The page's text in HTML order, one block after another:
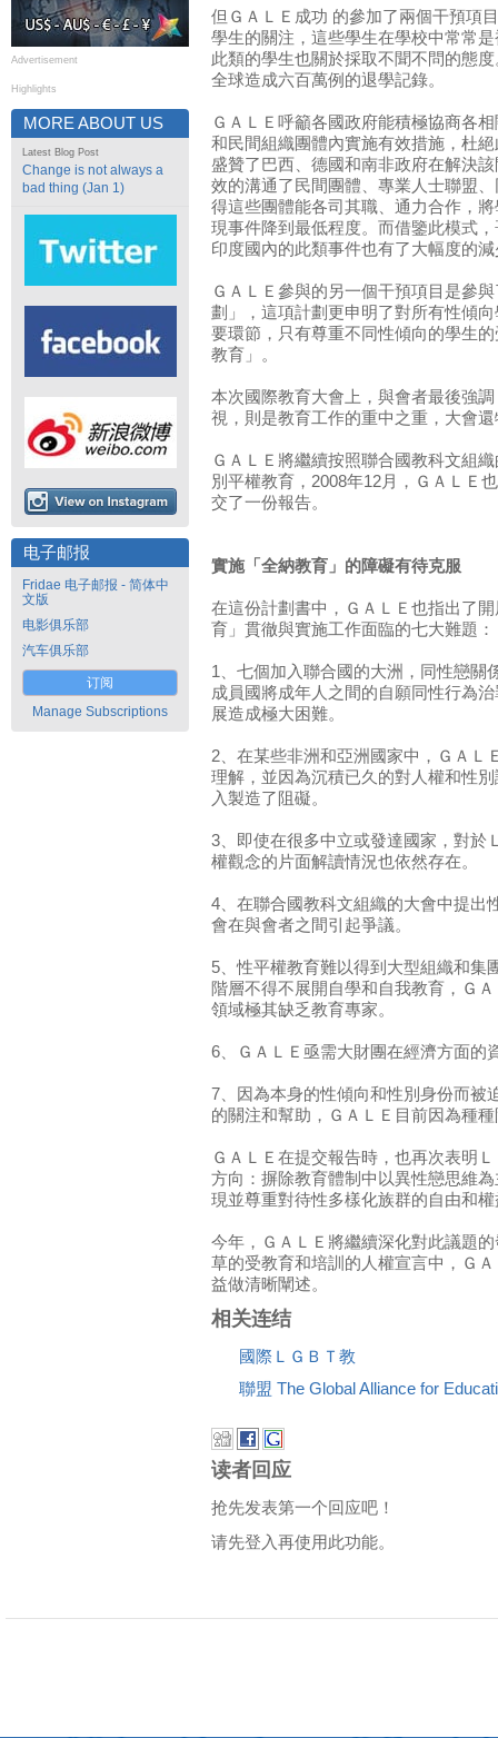
Advertisement
Highlights
MORE ABOUT US
Latest Blog Post
Change is not always a
bad thing (Jan 1)
电子邮报
Fridae 电子邮报 - 简体中
文版
电影俱乐部
汽车俱乐部
订阅
Manage Subscriptions
但ＧＡＬＥ成功 的參加了兩個干預項
學生的關注，這些學生在學校中常常
此類的學生也關於採取不聞不問的態
全球造成六百萬例的退學記錄。
ＧＡＬＥ呼籲各國政府能積極協商各
和民間組織團體內實施有效措施，杜
盛贊了巴西、德國和南非政府在解決
效的溝通了民間團體、專業人士聯盟
得這些團體能各司其職、通力合作，
現事件降到最低程度。而借鑒此模式
印度國內的此類事件也有了大幅度的
ＧＡＬＥ參與的另一個干預項目是參
劃」，這項計劃更申明了對所有性傾
要環節，只有尊重不同性傾向的學生
教育」。
本次國際教育大會上，與會者最後強
視，則是教育工作的重中之重，大會
ＧＡＬＥ將繼續按照聯合國教科文組
別平權教育，2008年12月，ＧＡＬＥ
交了一份報告。
實施「全納教育」的障礙有待克服
在這份計劃書中，ＧＡＬＥ也指出了
育」貫徹與實施工作面臨的七大難題：
1、七個加入聯合國的大洲，同性戀關
成員國將成年人之間的自願同性行為
展造成極大困難。
2、在某些非洲和亞洲國家中，ＧＡＬ
理解，並因為沉積已久的對人權和性
入製造了阻礙。
3、即使在很多中立或發達國家，對於
權觀念的片面解讀情況也依然存在。
4、在聯合國教科文組織的大會中提出
會在與會者之間引起爭議。
5、性平權教育難以得到大型組織和集
階層不得不展開自學和自我教育，Ｇ
領域極其缺乏教育專家。
6、ＧＡＬＥ亟需大財團在經濟方面的
7、因為本身的性傾向和性別身份而被
的關注和幫助，ＧＡＬＥ目前因為種
ＧＡＬＥ在提交報告時，也再次表明
方向：摒除教育體制中以異性戀思維
現並尊重對待性多樣化族群的自由和權
今年，ＧＡＬＥ將繼續深化對此議題
草的受教育和培訓的人權宣言中，Ｇ
益做清晰闡述。
相关连结
國際ＬＧＢＴ教
聯盟 The Global Alliance for
读者回应
抢先发表第一个回应吧！
请先登入再使用此功能。